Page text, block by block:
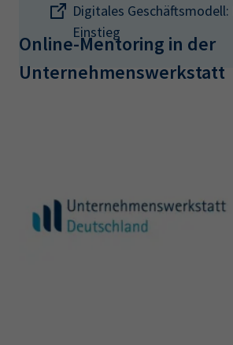
Digitales
Einstieg
Online-Mentoring in der
Unternehmenswerkstatt